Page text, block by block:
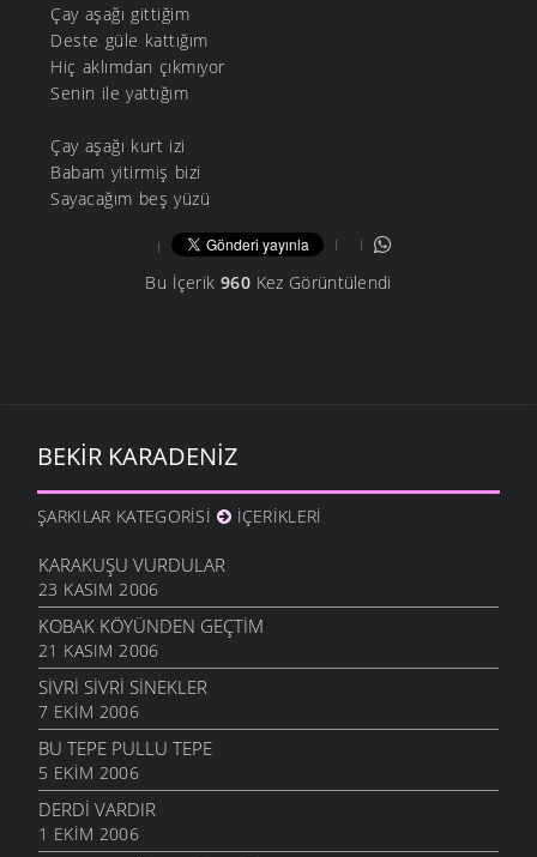
Çay aşağı gittiğim
Deste güle kattığım
Hiç aklımdan çıkmıyor
Senin ile yattığım
Çay aşağı kurt izi
Babam yitirmiş bizi
Sayacağım beş yüzü
Bu İçerik 960Kez Görüntülendi
BEKIR KARADENIZ
ŞARKILAR KATEGORISI İÇERIKLERI
KARAKUŞU VURDULAR
23 KASIM 2006
KOBAK KÖYÜNDEN GEÇTIM
21 KASIM 2006
SIVRI SIVRI SINEKLER
7 EKIM 2006
BU TEPE PULLU TEPE
5 EKIM 2006
DERDI VARDIR
1 EKIM 2006